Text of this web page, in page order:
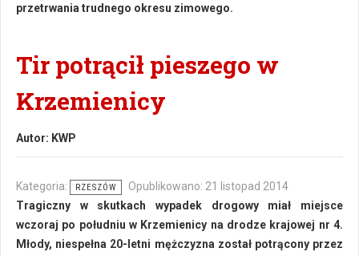
przetrwania trudnego okresu zimowego.
Tir potrącił pieszego w
Krzemienicy
Autor: KWP
Kategoria: RZESZÓW
Opublikowano: 21 listopad 2014
Tragiczny w skutkach wypadek drogowy miał miejsce
wczoraj po południu w Krzemienicy na drodze krajowej nr 4.
Młody, niespełna 20-letni mężczyzna został potrącony przez